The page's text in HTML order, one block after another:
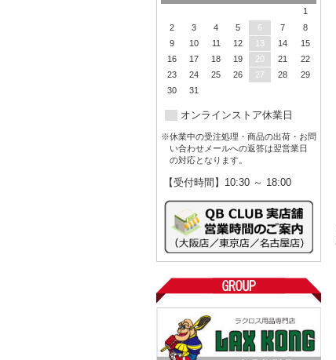
1
2
3 4 5 6 7
8
9
10 11 12 13 14
15
16
17 18 19 20 21
22
23
24 25 26 27 28
29
30
31
オンラインストア休業日
※休業中の受注処理・商品の出荷・お問
い合わせメールへの返答は翌営業日
の対応となります。
【受付時間】10:30 ～ 18:00